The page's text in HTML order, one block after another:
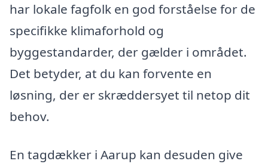
har lokale fagfolk en god forståelse for de
specifikke klimaforhold og
byggestandarder, der gælder i området.
Det betyder, at du kan forvente en
løsning, der er skræddersyet til netop dit
behov.
En tagdækker i Aarup kan desuden give